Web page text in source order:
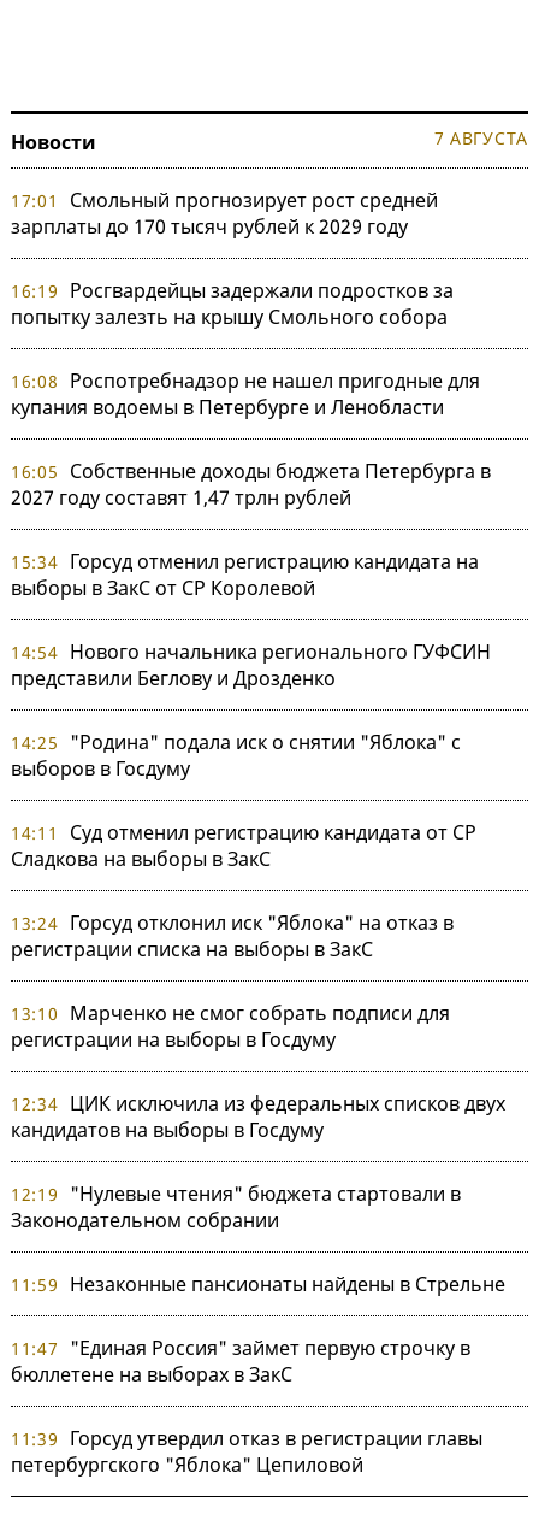
Новости 7 АВГУСТА
17:01
Смольный прогнозирует рост средней
зарплаты до 170 тысяч рублей к 2029 году
16:19
Росгвардейцы задержали подростков за
попытку залезть на крышу Смольного собора
16:08
Роспотребнадзор не нашел пригодные для
купания водоемы в Петербурге и Ленобласти
16:05
Собственные доходы бюджета Петербурга в
2027 году составят 1,47 трлн рублей
15:34 Горсуд отменил регистрацию кандидата на
выборы в ЗакС от СР Королевой
14:54 Нового начальника регионального ГУФСИН
представили Беглову и Дрозденко
14:25
"Родина" подала иск о снятии "Яблока" с
выборов в Госдуму
14:11
Суд отменил регистрацию кандидата от СР
Сладкова на выборы в ЗакС
13:24 Горсуд отклонил иск "Яблока" на отказ в
регистрации списка на выборы в ЗакС
13:10
Марченко не смог собрать подписи для
регистрации на выборы в Госдуму
12:34 ЦИК исключила из федеральных списков двух
кандидатов на выборы в Госдуму
12:19
"Нулевые чтения" бюджета стартовали в
Законодательном собрании
11:59 Незаконные пансионаты найдены в Стрельне
11:47
"Единая Россия" займет первую строчку в
бюллетене на выборах в ЗакС
11:39
Горсуд утвердил отказ в регистрации главы
петербургского "Яблока" Цепиловой